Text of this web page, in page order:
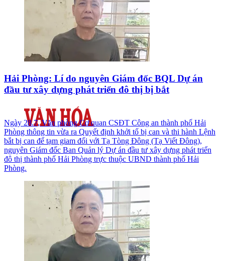
Hải Phòng: Lí do nguyên Giám đốc BQL Dự án
đầu tư xây dựng phát triển đô thị bị bắt
Ngày 28.7, Văn phòng Cơ quan CSĐT Công an thành phố Hải
Phòng thông tin vừa ra Quyết định khởi tố bị can và thi hành Lệnh
bắt bị can để tạm giam đối với Tạ Tòng Đông (Tạ Viết Đông),
nguyên Giám đốc Ban Quản lý Dự án đầu tư xây dựng phát triển
đô thị thành phố Hải Phòng trực thuộc UBND thành phố Hải
Phòng.